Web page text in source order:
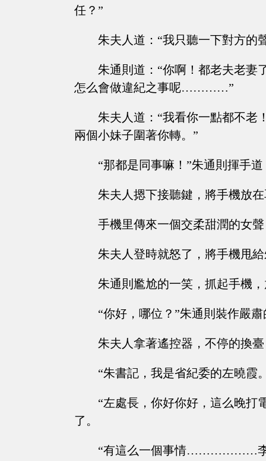
任？”
朱夫人道：“我只聽一下對方的
朱通則道：“你啊！都老夫老妻
怎么會做違紀之事呢…………”
朱夫人道：“我看你一點都不老
兩個小妹子圍著你轉。”
“那都是同事嘛！”朱通則揮手
朱夫人摁下接聽鍵，將手機放
手機里傳來一個交柔甜潤的女
朱夫人登時就怒了，將手機甩
朱通則尷尬的一笑，抓起手機
“你好，哪位？”朱通則裝作嚴
朱夫人拿著遙控器，不停的換
“朱書記，我是省紀委的左曉霞
“左處長，你好你好，這么晚打
了。
“有這么一個事情………………李